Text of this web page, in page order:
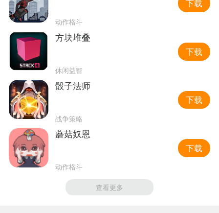
动作格斗
下载
方块堆叠
休闲益智
下载
骰子法师
战争策略
下载
蘑菇奴恩
动作格斗
下载
查看更多